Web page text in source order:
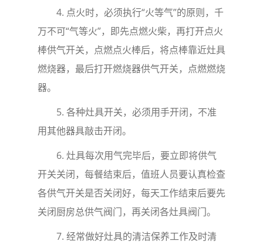
4. 点火时，必须执行“火等气”的原则，千
万不可“气等火”，即先点燃火柴，再打开点火
棒供气开关，点燃点火棒后，将点棒靠近灶具
燃烧器，最后打开燃烧器供气开关，点燃燃烧
器。
5. 各种灶具开关，必须用手开闭，不准
用其他器具敲击开闭。
6. 灶具每次用气完毕后，要立即将供气
开关关闭，每餐结束后，值班人员要认真检查
各供气开关是否关闭好，每天工作结束后要先
关闭厨房总供气阀门，再关闭各灶具阀门。
7. 经常做好灶具的清洁保养工作及时清